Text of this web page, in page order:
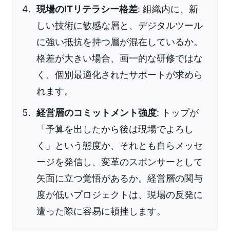
現場のITリテラシー格差: 組織内に、新
しい技術に敏感な層と、デジタルツール
に強い抵抗を持つ層が混在しているか。
格差が大きい場合、画一的な研修ではな
く、個別最適化されたサポートが求めら
れます。
経営層のコミットメント強度: トップが
「予算を出したから後は現場でよろし
く」という態度か、それとも自らメッセ
ージを発信し、変革のスポンサーとして
矢面に立つ覚悟があるか。経営層の関与
度が低いプロジェクトは、現場の反発に
遭った際に容易に頓挫します。